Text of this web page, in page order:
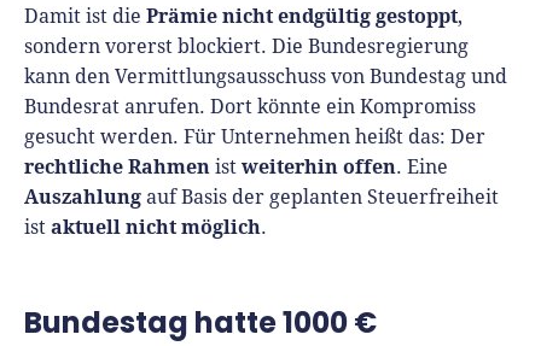
Damit ist die Prämie nicht endgültig gestoppt,
sondern vorerst blockiert. Die Bundesregierung
kann den Vermittlungsausschuss von Bundestag und
Bundesrat anrufen. Dort könnte ein Kompromiss
gesucht werden. Für Unternehmen heißt das: Der
rechtliche Rahmen ist weiterhin offen. Eine
Auszahlung auf Basis der geplanten Steuerfreiheit
ist aktuell nicht möglich.
Bundestag hatte 1000 €